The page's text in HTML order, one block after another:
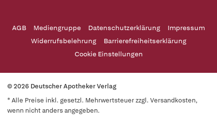
AGB Mediengruppe Datenschutzerklärung
Impressum
Widerrufsbelehrung
Barrierefreiheitserklärung
Cookie Einstellungen
© 2026 Deutscher Apotheker Verlag
* Alle Preise inkl. gesetzl. Mehrwertsteuer zzgl. Versandkosten,
wenn nicht anders angegeben.